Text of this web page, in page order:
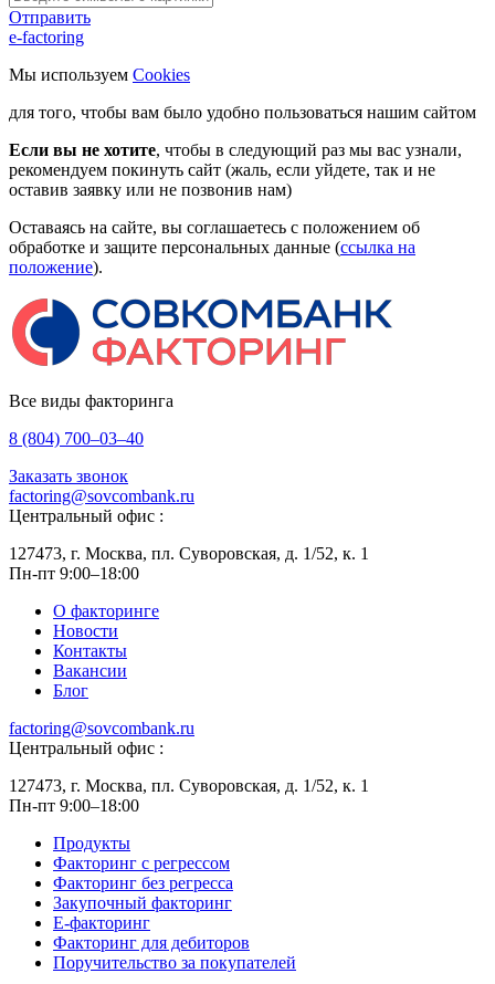
Отправить
e-factoring
Мы используем Cookies
для того, чтобы вам было удобно пользоваться нашим сайтом
Если вы не хотите, чтобы в следующий раз мы вас узнали,
рекомендуем покинуть сайт (жаль, если уйдете, так и не
оставив заявку или не позвонив нам)
Оставаясь на сайте, вы соглашаетесь с положением об
обработке и защите персональных данные (ссылка на
положение).
Все виды факторинга
8 (804) 700–03–40
Заказать звонок
factoring@sovcombank.ru
Центральный офис :
127473, г. Москва, пл. Суворовская, д. 1/52, к. 1
Пн-пт 9:00–18:00
О факторинге
Новости
Контакты
Вакансии
Блог
factoring@sovcombank.ru
Центральный офис :
127473, г. Москва, пл. Суворовская, д. 1/52, к. 1
Пн-пт 9:00–18:00
Продукты
Факторинг с регрессом
Факторинг без регресса
Закупочный факторинг
E-факторинг
Факторинг для дебиторов
Поручительство за покупателей